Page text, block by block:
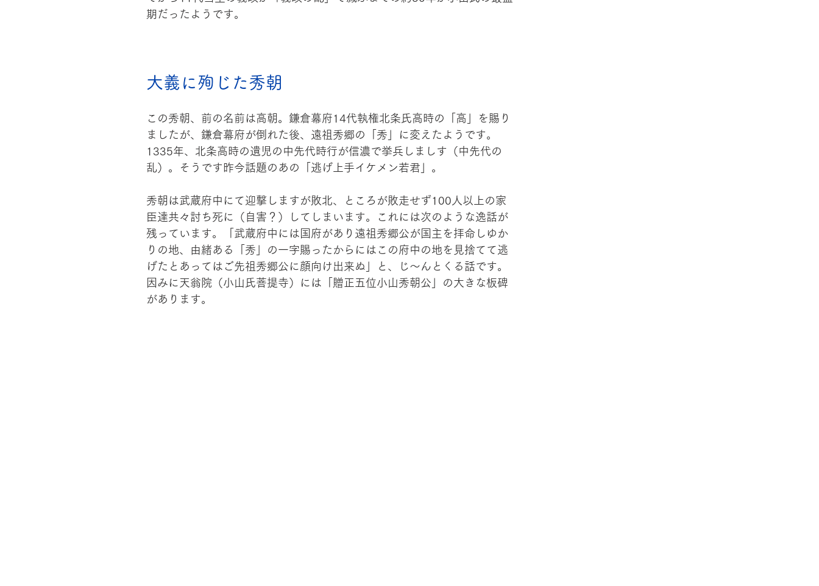
期だったようです。
大義に殉じた秀朝
この秀朝、前の名前は高朝。鎌倉幕府14代執権北条氏高時の「高」を賜り
ましたが、鎌倉幕府が倒れた後、遠祖秀郷の「秀」に変えたようです。
1335年、北条高時の遺児の中先代時行が信濃で挙兵しましす（中先代の
乱）。そうです昨今話題のあの「逃げ上手イケメン若君」。
秀朝は武蔵府中にて迎撃しますが敗北、ところが敗走せず100人以上の家
臣達共々討ち死に（自害？）してしまいます。これには次のような逸話が
残っています。「武蔵府中には国府があり遠祖秀郷公が国主を拝命しゆか
りの地、由緒ある「秀」の一字賜ったからにはこの府中の地を見捨てて逃
げたとあってはご先祖秀郷公に顔向け出来ぬ」と、じ～んとくる話です。
因みに天翁院（小山氏菩提寺）には「贈正五位小山秀朝公」の大きな板碑
があります。